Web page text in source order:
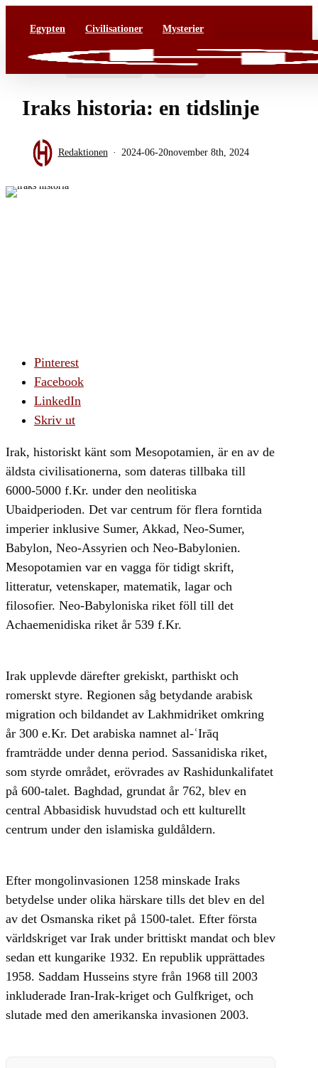
Civilisationer Epoker
Iraks historia: en tidslinje
Redaktionen 2024-06-20november 8th, 2024
Pinterest
Facebook
LinkedIn
Skriv ut
Irak, historiskt känt som Mesopotamien, är en av de
äldsta civilisationerna, som dateras tillbaka till
6000-5000 f.Kr. under den neolitiska
Ubaidperioden. Det var centrum för flera forntida
imperier inklusive Sumer, Akkad, Neo-Sumer,
Babylon, Neo-Assyrien och Neo-Babylonien.
Mesopotamien var en vagga för tidigt skrift,
litteratur, vetenskaper, matematik, lagar och
filosofier. Neo-Babyloniska riket föll till det
Achaemenidiska riket år 539 f.Kr.
Irak upplevde därefter grekiskt, parthiskt och
romerskt styre. Regionen såg betydande arabisk
migration och bildandet av Lakhmidriket omkring
år 300 e.Kr. Det arabiska namnet al-ʿIrāq
framträdde under denna period. Sassanidiska riket,
som styrde området, erövrades av Rashidunkalifatet
på 600-talet. Baghdad, grundat år 762, blev en
central Abbasidisk huvudstad och ett kulturellt
centrum under den islamiska guldåldern.
Efter mongolinvasionen 1258 minskade Iraks
betydelse under olika härskare tills det blev en del
av det Osmanska riket på 1500-talet. Efter första
världskriget var Irak under brittiskt mandat och blev
sedan ett kungarike 1932. En republik upprättades
1958. Saddam Husseins styre från 1968 till 2003
inkluderade Iran-Irak-kriget och Gulfkriget, och
slutade med den amerikanska invasionen 2003.
Mongoliska imperiet Civilisationer
Grekland Antiken Kultur
Egypten Civilisationer Mysterier